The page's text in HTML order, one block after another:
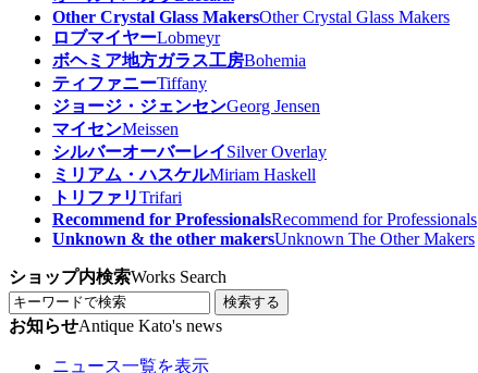
Other Crystal Glass MakersOther Crystal Glass Makers
ロブマイヤーLobmeyr
ボヘミア地方ガラス工房Bohemia
ティファニーTiffany
ジョージ・ジェンセンGeorg Jensen
マイセンMeissen
シルバーオーバーレイSilver Overlay
ミリアム・ハスケルMiriam Haskell
トリファリTrifari
Recommend for ProfessionalsRecommend for Professionals
Unknown & the other makersUnknown The Other Makers
ショップ内検索Works Search
検索する
お知らせAntique Kato's news
ニュース一覧を表示